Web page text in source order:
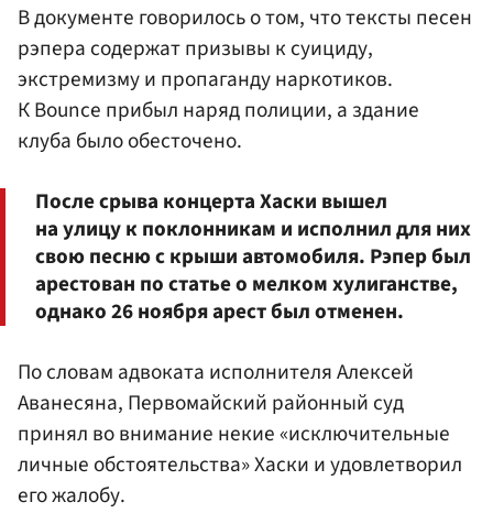
В документе говорилось о том, что тексты песен
рэпера содержат призывы к суициду,
экстремизму и пропаганду наркотиков.
К Bounce прибыл наряд полиции, а здание
клуба было обесточено.
После срыва концерта Хаски вышел
на улицу к поклонникам и исполнил для них
свою песню с крыши автомобиля. Рэпер был
арестован по статье о мелком хулиганстве,
однако 26 ноября арест был отменен.
По словам адвоката исполнителя Алексей
Аванесяна, Первомайский районный суд
принял во внимание некие «исключительные
личные обстоятельства» Хаски и удовлетворил
его жалобу.